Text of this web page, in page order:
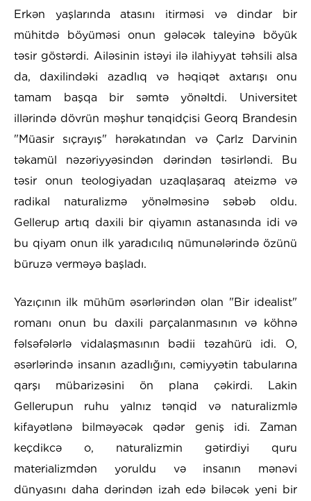
Erkən yaşlarında atasını itirməsi və dindar bir
mühitdə böyüməsi onun gələcək taleyinə böyük
təsir göstərdi. Ailəsinin istəyi ilə ilahiyyat təhsili alsa
da, daxilindəki azadlıq və həqiqət axtarışı onu
tamam başqa bir səmtə yönəltdi. Universitet
illərində dövrün məşhur tənqidçisi Georq Brandesin
"Müasir sıçrayış" hərəkatından və Çarlz Darvinin
təkamül nəzəriyyəsindən dərindən təsirləndi. Bu
təsir onun teologiyadan uzaqlaşaraq ateizmə və
radikal naturalizmə yönəlməsinə səbəb oldu.
Gellerup artıq daxili bir qiyamın astanasında idi və
bu qiyam onun ilk yaradıcılıq nümunələrində özünü
büruzə verməyə başladı.
Yazıçının ilk mühüm əsərlərindən olan "Bir idealist"
romanı onun bu daxili parçalanmasının və köhnə
fəlsəfələrlə vidalaşmasının bədii təzahürü idi. O,
əsərlərində insanın azadlığını, cəmiyyətin tabularına
qarşı mübarizəsini ön plana çəkirdi. Lakin
Gellerupun ruhu yalnız tənqid və naturalizmlə
kifayətlənə bilməyəcək qədər geniş idi. Zaman
keçdikcə o, naturalizmin gətirdiyi quru
materializmdən yoruldu və insanın mənəvi
dünyasını daha dərindən izah edə biləcək yeni bir